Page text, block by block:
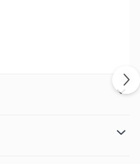
rapidă. Stoc limitat!